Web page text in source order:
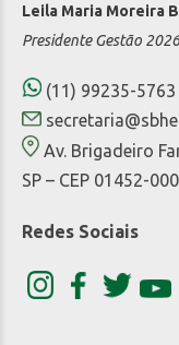
Leila Maria Moreira
Presidente Gestão
(11) 99235-5763
Av. Brigadeiro
SP – CEP 01452-000
Redes Sociais